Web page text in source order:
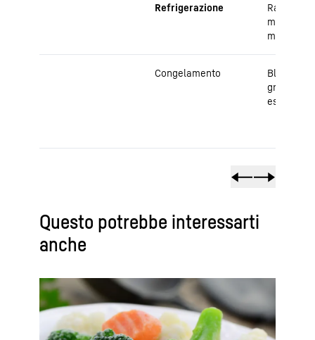
Refrigerazione
Rallenta i
Congelamento
Blocca i
grazie al
estremo
Questo potrebbe interessarti
anche